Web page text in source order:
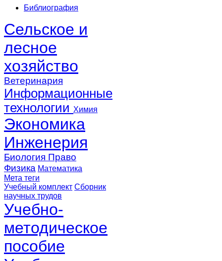
Библиография
Сельское и
лесное
хозяйство
Ветеринария
Информационные
технологии Химия
Экономика
Инженерия
Биология Право
Физика Математика
Мета теги
Учебный комплект Сборник
научных трудов
Учебно-
методическое
пособие